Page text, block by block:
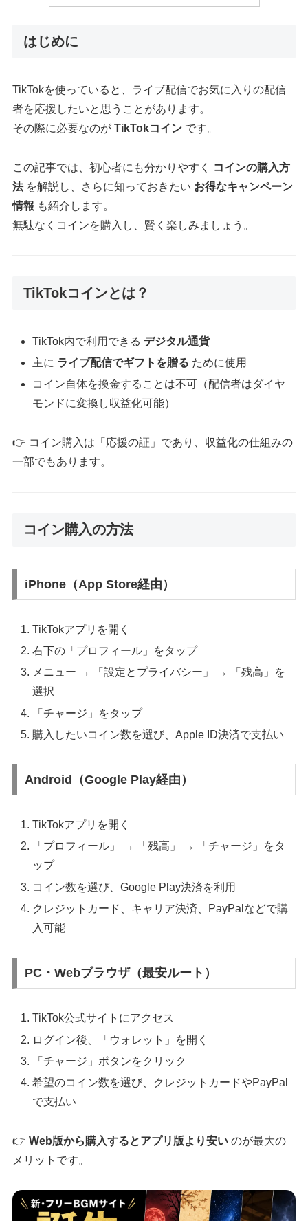
はじめに
TikTokを使っていると、ライブ配信でお気に入りの配信
者を応援したいと思うことがあります。
その際に必要なのがTikTokコイン です。
この記事では、初心者にも分かりやすく
コインの購入方
法を解説し、さらに知っておきたい お得なキャンペーン
情報 も紹介します。
無駄なくコインを購入し、賢く楽しみましょう。
TikTokコインとは？
TikTok内で利用できる デジタル通貨
主に ライブ配信でギフトを贈る ために使用
コイン自体を換金することは不可（配信者はダイヤ
モンドに変換し収益化可能）
👉 コイン購入は「応援の証」であり、収益化の仕組みの
一部でもあります。
コイン購入の方法
iPhone（App Store経由）
TikTokアプリを開く
右下の「プロフィール」をタップ
メニュー → 「設定とプライバシー」 → 「残高」を
選択
「チャージ」をタップ
購入したいコイン数を選び、Apple ID決済で支払い
Android（Google Play経由）
TikTokアプリを開く
「プロフィール」 → 「残高」 → 「チャージ」をタ
ップ
コイン数を選び、Google Play決済を利用
クレジットカード、キャリア決済、PayPalなどで購
入可能
PC・Webブラウザ（最安ルート）
TikTok公式サイトにアクセス
ログイン後、「ウォレット」を開く
「チャージ」ボタンをクリック
希望のコイン数を選び、クレジットカードやPayPal
で支払い
👉Web版から購入するとアプリ版より安い のが最大の
メリットです。